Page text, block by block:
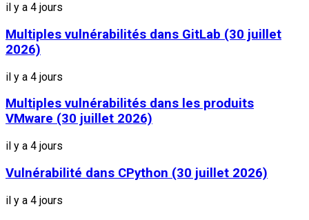
il y a 4 jours
Multiples vulnérabilités dans GitLab (30 juillet
2026)
il y a 4 jours
Multiples vulnérabilités dans les produits
VMware (30 juillet 2026)
il y a 4 jours
Vulnérabilité dans CPython (30 juillet 2026)
il y a 4 jours